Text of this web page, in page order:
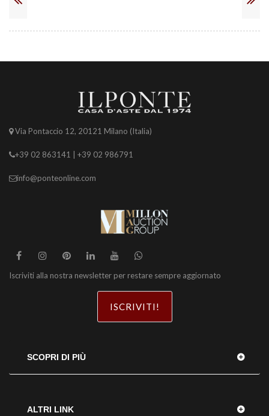
Via Pontaccio 12, 20121 Milano (Italia)
+39 02 863141 | +39 02 986791
info@ponteonline.com
Iscriviti alla nostra newsletter per restare sempre aggiornato
ISCRIVITI!
SCOPRI DI PIÙ
ALTRI LINK